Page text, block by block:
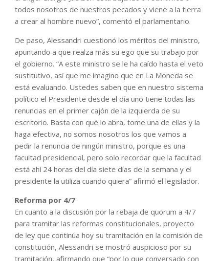
todos nosotros de nuestros pecados y viene a la tierra
a crear al hombre nuevo”, comentó el parlamentario.
De paso, Alessandri cuestionó los méritos del ministro,
apuntando a que realza más su ego que su trabajo por
el gobierno. “A este ministro se le ha caído hasta el veto
sustitutivo, así que me imagino que en La Moneda se
está evaluando. Ustedes saben que en nuestro sistema
político el Presidente desde el día uno tiene todas las
renuncias en el primer cajón de la izquierda de su
escritorio. Basta con qué lo abra, tome una de ellas y la
haga efectiva, no somos nosotros los que vamos a
pedir la renuncia de ningún ministro, porque es una
facultad presidencial, pero solo recordar que la facultad
está ahí 24 horas del día siete días de la semana y el
presidente la utiliza cuando quiera” afirmó el legislador.
Reforma por 4/7
En cuanto a la discusión por la rebaja de quorum a 4/7
para tramitar las reformas constitucionales, proyecto
de ley que continúa hoy su tramitación en la comisión de
constitución, Alessandri se mostró auspicioso por su
tramitación, afirmando que “por lo que conversado con